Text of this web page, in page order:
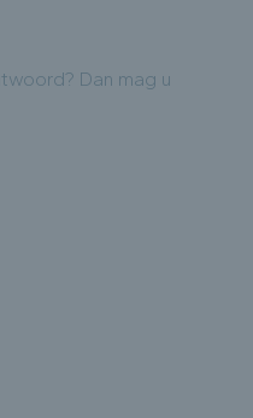
Dan mag u